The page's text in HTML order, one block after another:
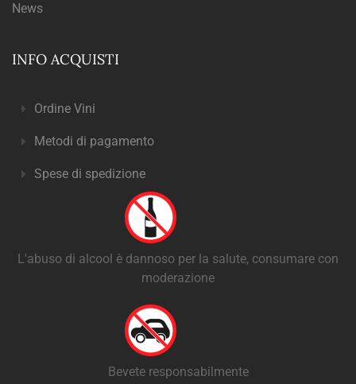
News
INFO ACQUISTI
Ordine Vini
Metodi di pagamento
Spese di spedizione
L'abuso di alcool è dannoso per la salute, consumare con
moderazione
Bevete responsabilmente